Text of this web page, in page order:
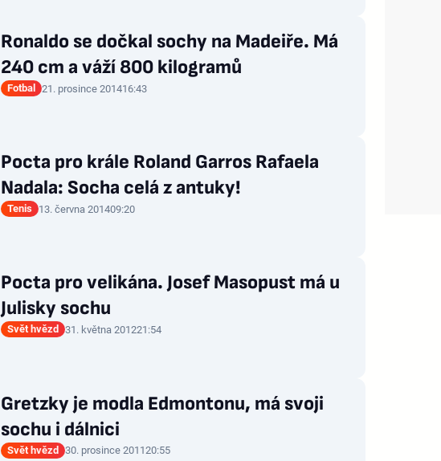
Ronaldo se dočkal sochy na Madeiře. Má
240 cm a váží 800 kilogramů
Fotbal 21. prosince 201416:43
Pocta pro krále Roland Garros Rafaela
Nadala: Socha celá z antuky!
Tenis 13. června 201409:20
Pocta pro velikána. Josef Masopust má u
Julisky sochu
Svět hvězd 31. května 201221:54
Gretzky je modla Edmontonu, má svoji
sochu i dálnici
Svět hvězd 30. prosince 201120:55